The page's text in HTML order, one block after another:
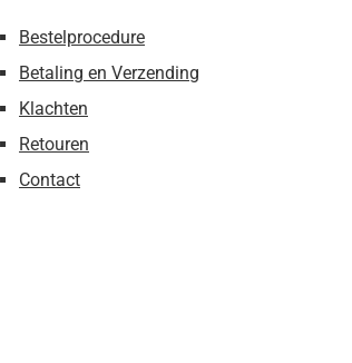
Bestelprocedure
Betaling en Verzending
Klachten
Retouren
Contact